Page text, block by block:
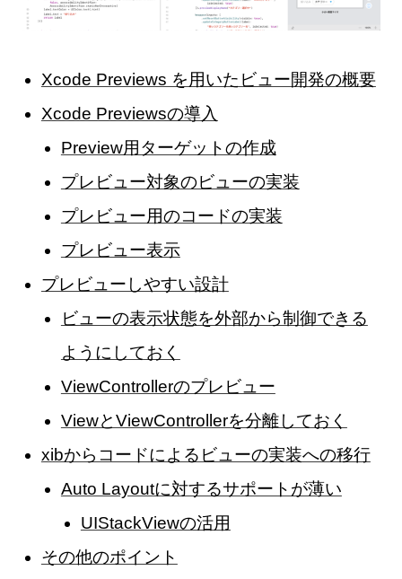
Xcode Previews を用いたビュー開発の概要
Xcode Previewsの導入
Preview用ターゲットの作成
プレビュー対象のビューの実装
プレビュー用のコードの実装
プレビュー表示
プレビューしやすい設計
ビューの表示状態を外部から制御できる
ようにしておく
ViewControllerのプレビュー
ViewとViewControllerを分離しておく
xibからコードによるビューの実装への移行
Auto Layoutに対するサポートが薄い
UIStackViewの活用
その他のポイント